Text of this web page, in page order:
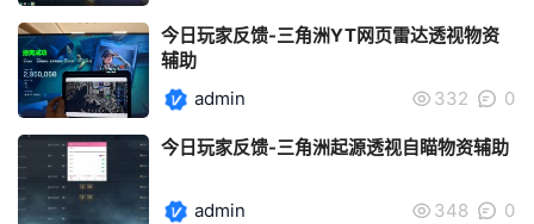
今日玩家反馈-三角洲YT网页雷达透视物资
辅助
admin
332 0
今日玩家反馈-三角洲起源透视自瞄物资辅助
admin 348 0